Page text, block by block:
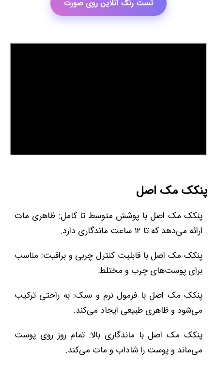
تست رنگ آنلاین روی صورت
پنکک مک اصل
پنکک مک اصل با پوشش متوسط تا کامل: ظاهری مات
ارائه می‌دهد که تا ۱۲ ساعت ماندگاری دارد.
پنکک مک اصل با قابلیت کنترل چربی و براقیت: مناسب
برای پوست‌های چرب و مختلط.
پنکک مک اصل با فرمول نرم و سبک: به راحتی ترکیب
می‌شود و ظاهری طبیعی ایجاد می‌کند.
پنکک مک اصل با ماندگاری بالا: تمام روز روی پوست
می‌ماند و پوست را شاداب و مات می‌کند.